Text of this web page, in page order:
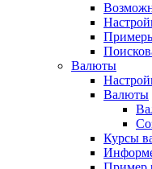
Валюты
Валюты
Курсы